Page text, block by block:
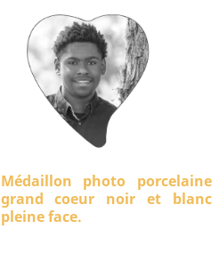
Médaillon photo porcelaine
grand coeur noir et blanc
pleine face.